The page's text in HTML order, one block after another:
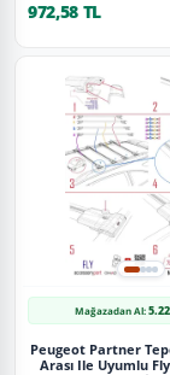
972,58 TL
Mağazadan Al:
Peugeot Partner
Arası Ile Uyumlu